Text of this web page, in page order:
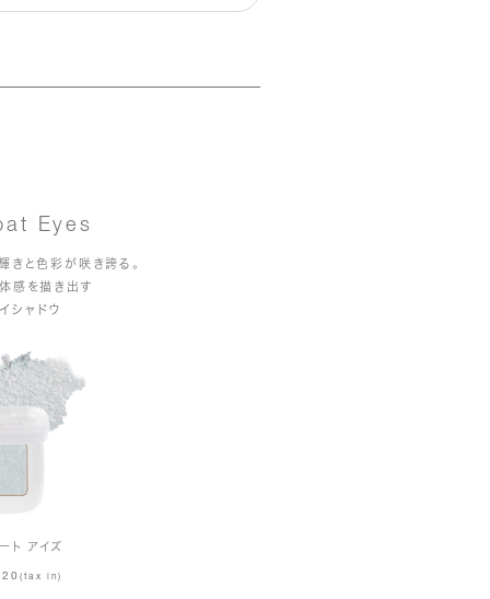
Eyes
きと色彩が咲き誇る。
感を描き出す
シャドウ
ト アイズ
(tax in)